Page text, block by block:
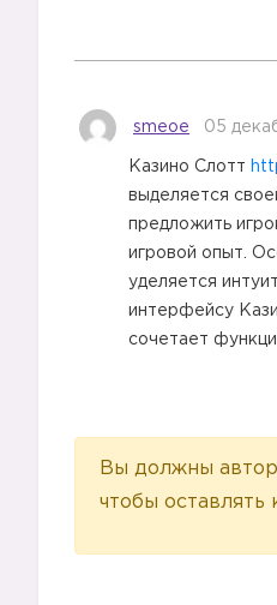
smeoe 05
Казино Слотт
выделяется
предложить
игровой опыт.
уделяется
интерфейсу
сочетает
Вы должны
чтобы оставлять